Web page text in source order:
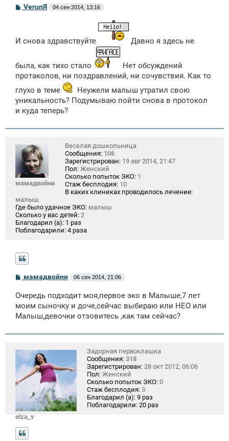
С
о
е
е
VerunЯ 04 сен 2014, 13:16
И снова здравствуйте Давно я здесь не
была, как тихо стало
Нет обсуждений
протаколов, ни поздравлений, ни сочувствия. Как то
глухо в теме
Неужели малыш утратил свою
уникальность? Подумываю пойти снова в протокол
и куда теперь?
мамадвойни
Веселая дошкольница
Сообщения: 106
Зарегистрирован: 19 авг 2014, 21:47
Пол: Женский
Сколько попыток ЭКО: 1
Стаж бесплодия: 10
В каких клиниках проводилось лечение:
малыш.
Где было удачное ЭКО: малыш
Сколько у вас детей: 2
Благодарил (а): 1 раз
Поблагодарили: 4 раза
С
о
б
щ
е
н
е
мамадвойни 06 сен 2014, 21:06
Очередь подходит моя,первое эко в Малыше,7 лет
моим сыночку и доче,сейчас выбираю или НЕО или
Малыш,девочки отзовитесь ,как там сейчас?
elza_v
Задорная первоклашка
Сообщения: 318
Зарегистрирован: 28 окт 2012, 06:06
Пол: Женский
Сколько попыток ЭКО: 0
Стаж бесплодия: 3
Благодарил (а): 9 раз
Поблагодарили: 20 раз